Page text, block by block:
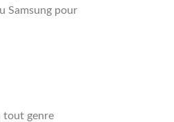
Samsung pour
tout genre